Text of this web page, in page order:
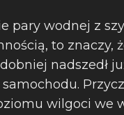
pary wodnej z
to znaczy,
nadszedł
wilgoci we